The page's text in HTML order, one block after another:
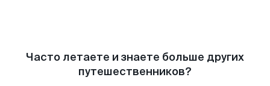
Часто летаете и знаете больше других
путешественников?